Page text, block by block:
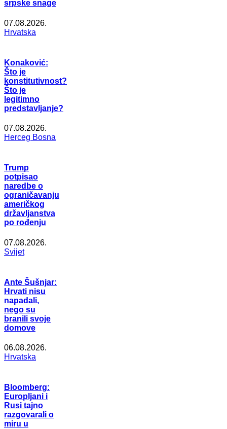
srpske snage
07.08.2026.
Hrvatska
Konaković:
Što je
konstitutivnost?
Što je
legitimno
predstavljanje?
07.08.2026.
Herceg Bosna
Trump
potpisao
naredbe o
ograničavanju
američkog
državljanstva
po rođenju
07.08.2026.
Svijet
Ante Šušnjar:
Hrvati nisu
napadali,
nego su
branili svoje
domove
06.08.2026.
Hrvatska
Bloomberg:
Europljani i
Rusi tajno
razgovarali o
miru u